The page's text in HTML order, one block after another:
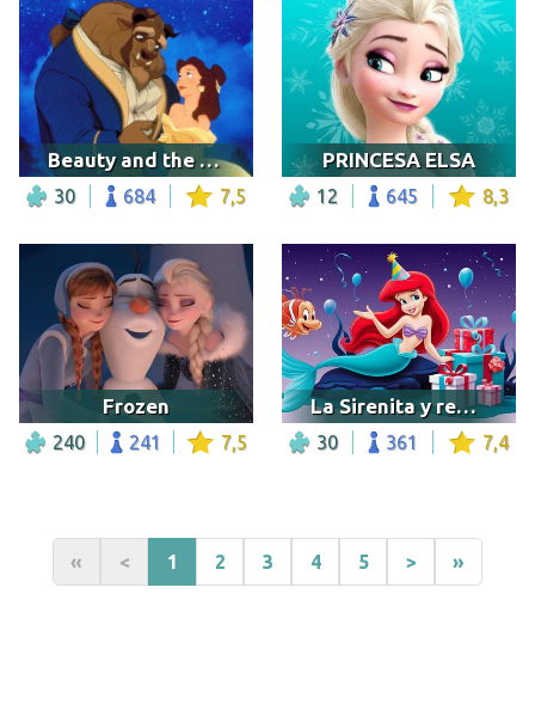
Beauty and the Beast Mini
30 684 7,5
PRINCESA ELSA
12 645 8,3
Frozen
240 241 7,5
La Sirenita y regalos de cumpleaños
30 361 7,4
« < 1 2 3 4 5 > »